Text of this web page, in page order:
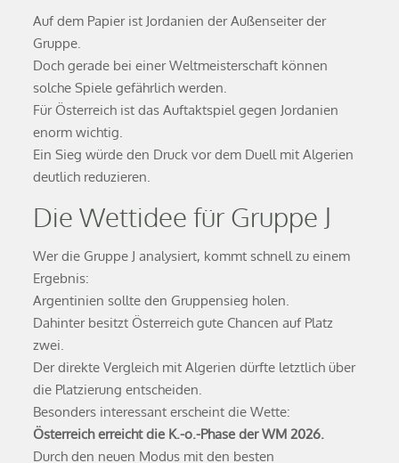
Auf dem Papier ist Jordanien der Außenseiter der
Gruppe.
Doch gerade bei einer Weltmeisterschaft können
solche Spiele gefährlich werden.
Für Österreich ist das Auftaktspiel gegen Jordanien
enorm wichtig.
Ein Sieg würde den Druck vor dem Duell mit Algerien
deutlich reduzieren.
Die Wettidee für Gruppe J
Wer die Gruppe J analysiert, kommt schnell zu einem
Ergebnis:
Argentinien sollte den Gruppensieg holen.
Dahinter besitzt Österreich gute Chancen auf Platz
zwei.
Der direkte Vergleich mit Algerien dürfte letztlich über
die Platzierung entscheiden.
Besonders interessant erscheint die Wette:
Österreich erreicht die K.-o.-Phase der WM 2026.
Durch den neuen Modus mit den besten